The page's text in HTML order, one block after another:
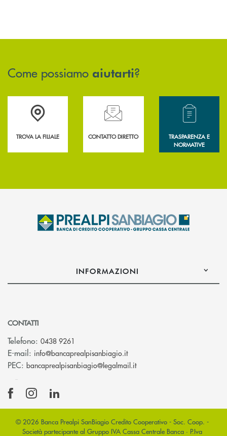
Come possiamo aiutarti?
Accedi all' elenco completo delle filiali .
TROVA LA FILIALE
Hai bisogno di assistenza immediata?
CONTATTO DIRETTO
Hai bisogno di
TRASPARENZA E
NORMATIVE
INFORMAZIONI
CONTATTI
Telefono: 0438 9261
E-mail: info@bancaprealpisanbiagio.it(si apre l’app di posta
PEC: bancaprealpisanbiagio@legalmail.it(si apre l’app di posta
© 2026 Banca Prealpi SanBiagio Credito Cooperativo - Soc. Coop. -
Società partecipante al Gruppo IVA Cassa Centrale Banca · P.Iva